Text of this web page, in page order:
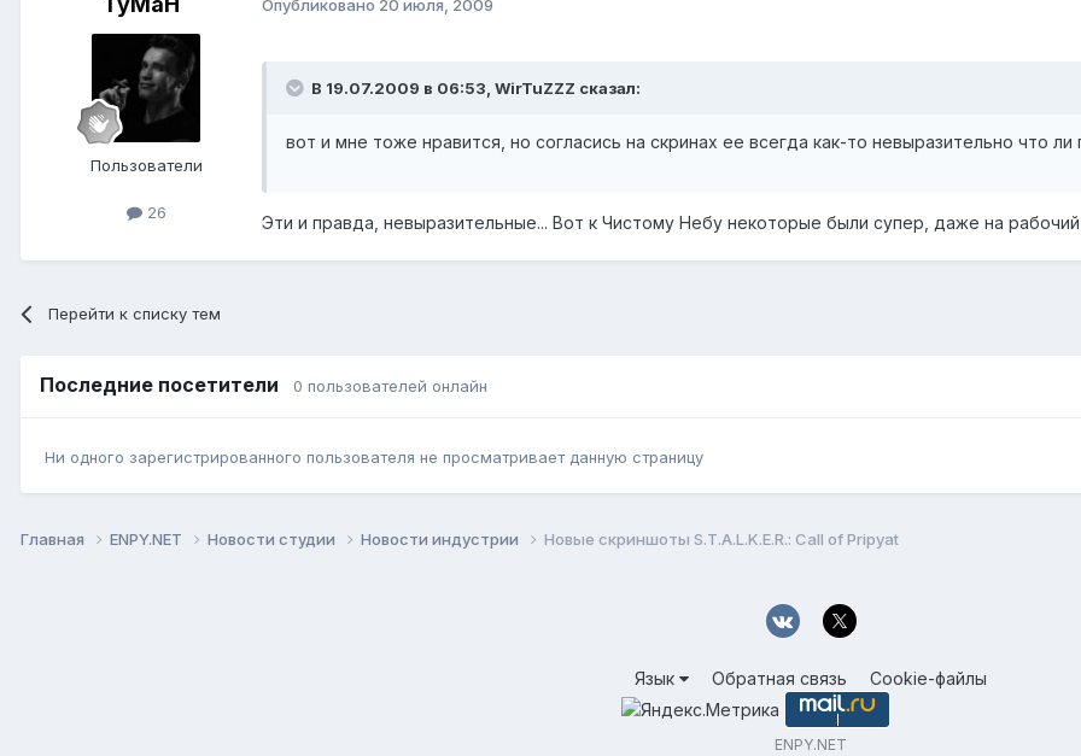
Пользователи
26
Опубликовано 20 июля, 2009
В 19.07.2009 в 06:53, WirTuZZZ сказал:
вот и мне тоже нравится, но согласись на скринах ее всегда как-то невыразительно что ли
Эти и правда, невыразительные... Вот к Чистому Небу некоторые были супер, даже на рабочий
Перейти к списку тем
Последние посетители 0 пользователей онлайн
Ни одного зарегистрированного пользователя не просматривает данную страницу
Главная ENPY.NET Новости студии Новости индустрии Новые скриншоты S.T.A.L.K.E.R.: Call of Pripyat
Язык Обратная связь Cookie-файлы
ENPY.NET